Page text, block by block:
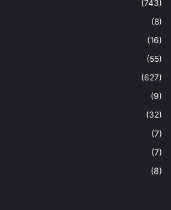
(743)
(8)
(16)
(55)
(627)
(9)
(32)
(7)
(7)
(8)